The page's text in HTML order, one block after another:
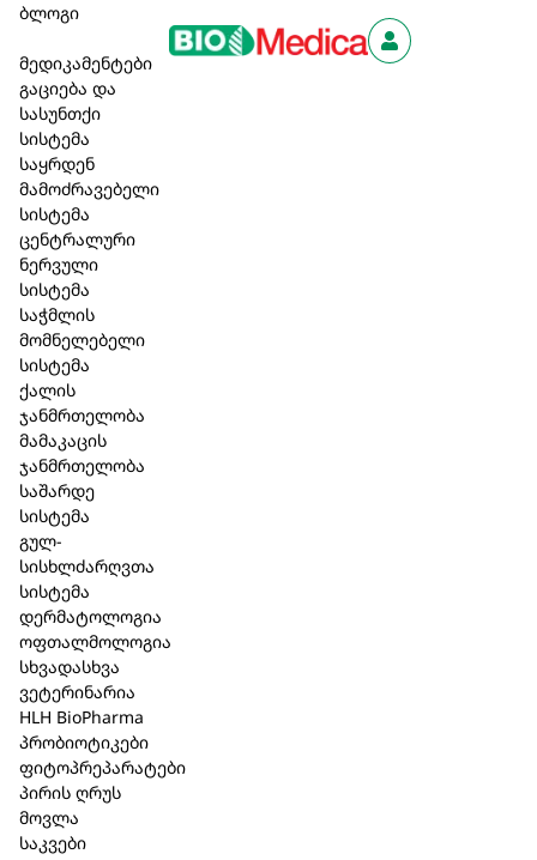
ბლოგი
მედიკამენტები
გაციება და
სასუნთქი
სისტემა
საყრდენ
მამოძრავებელი
სისტემა
ცენტრალური
ნერვული
სისტემა
საჭმლის
მომნელებელი
სისტემა
ქალის
ჯანმრთელობა
მამაკაცის
ჯანმრთელობა
საშარდე
სისტემა
გულ-
სისხლძარღვთა
სისტემა
დერმატოლოგია
ოფთალმოლოგია
სხვადასხვა
ვეტერინარია
HLH BioPharma
პრობიოტიკები
ფიტოპრეპარატები
პირის ღრუს
მოვლა
საკვები
მიღების წესი და დოზირება:
ერთჯერადი დოზა –
1 ამპულა 1.1 მლ 1-3-ჯერ კვირაში კუნთში,
კანქვეშ, კანში, აუცილებლობისას ვენაში.
უკუჩვენება
მგრძნობელობა პრეპარატის შემადგენელი
კომპონენტის მიმართ.
11,00 ₾
არ არის მარაგში
აღწერა
ორსულობა / ლაქტაცია:
კონსულტაციის შემდეგ გამოიყენება;
გვერდითი ეფექტი:
შესაძლებელია ინდივიდუალური მგრძნობელობის
გამოვლინება პრეპარატის რომელიმე
შემადგენელი კომპონენტის მიმართ გარდამავალი
ალერგიული რეაქციის სახით – კანზე გამონაყარი,
ან ქავილი. ამ დროს პრეპარატის მიღება დროებით
უნდა შეწყდეს და მიმართოთ ექიმს.
სხვა მედიკამენტებთან ურთიერთქმედება:
აღენიშნება და არც არის მოსალოდნელი
ჰომეოპათიური განზავების გამო.
ვარგისიანობის ვადა:
შენახვის პირობები: